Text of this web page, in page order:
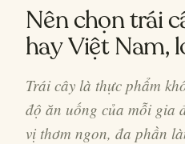
Nên chọn trái
hay Việt Nam,
Trái cây là thực phẩm
độ ăn uống của mỗi gia
vị thơm ngon, đa phần